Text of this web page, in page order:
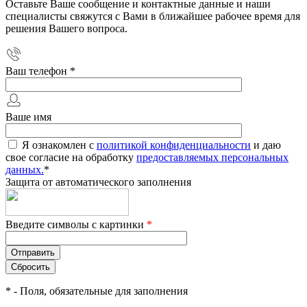
Оставьте Ваше сообщение и контактные данные и наши
специалисты свяжутся с Вами в ближайшее рабочее время для
решения Вашего вопроса.
Ваш телефон *
Ваше имя
Я ознакомлен с политикой конфиденциальности и даю
свое согласие на обработку предоставляемых персональных
данных.*
Защита от автоматического заполнения
Введите символы с картинки *
* - Поля, обязательные для заполнения